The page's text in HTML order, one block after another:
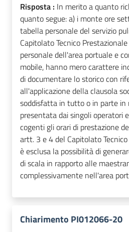
Risposta : In merito a quanto
quanto segue: a) i monte ore
tabella personale del servizio
Capitolato Tecnico
personale dell'area portuale e
mobile, hanno mero carattere
di documentare lo storico con
all'applicazione della clausola
soddisfatta in tutto o in parte
presentata dai singoli operatori
cogenti gli orari di prestazione
artt. 3 e 4 del Capitolato
è esclusa la possibilità di
di scala in rapporto alle
complessivamente nell'area
Chiarimento PI012066-20